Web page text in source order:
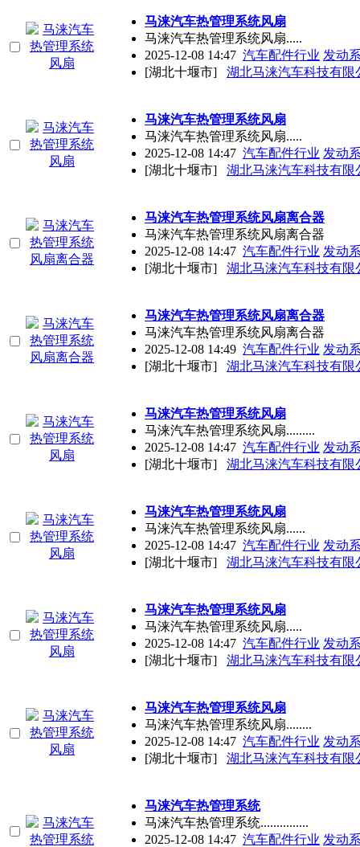
马涞汽车热管理系统风扇
马涞汽车热管理系统风扇.....
2025-12-08 14:47 汽车配件行业 发动
[湖北十堰市]
湖北马涞汽车科技有限
马涞汽车热管理系统风扇
马涞汽车热管理系统风扇.....
2025-12-08 14:47 汽车配件行业 发动
[湖北十堰市]
湖北马涞汽车科技有限
马涞汽车热管理系统风扇离合器
马涞汽车热管理系统风扇离合器
2025-12-08 14:47 汽车配件行业 发动
[湖北十堰市]
湖北马涞汽车科技有限
马涞汽车热管理系统风扇离合器
马涞汽车热管理系统风扇离合器
2025-12-08 14:49 汽车配件行业 发动
[湖北十堰市]
湖北马涞汽车科技有限
马涞汽车热管理系统风扇
马涞汽车热管理系统风扇.........
2025-12-08 14:47 汽车配件行业 发动
[湖北十堰市]
湖北马涞汽车科技有限
马涞汽车热管理系统风扇
马涞汽车热管理系统风扇......
2025-12-08 14:47 汽车配件行业 发动
[湖北十堰市]
湖北马涞汽车科技有限
马涞汽车热管理系统风扇
马涞汽车热管理系统风扇.....
2025-12-08 14:47 汽车配件行业 发动
[湖北十堰市]
湖北马涞汽车科技有限
马涞汽车热管理系统风扇
马涞汽车热管理系统风扇........
2025-12-08 14:47 汽车配件行业 发动
[湖北十堰市]
湖北马涞汽车科技有限
马涞汽车热管理系统
马涞汽车热管理系统...............
2025-12-08 14:47 汽车配件行业 发动